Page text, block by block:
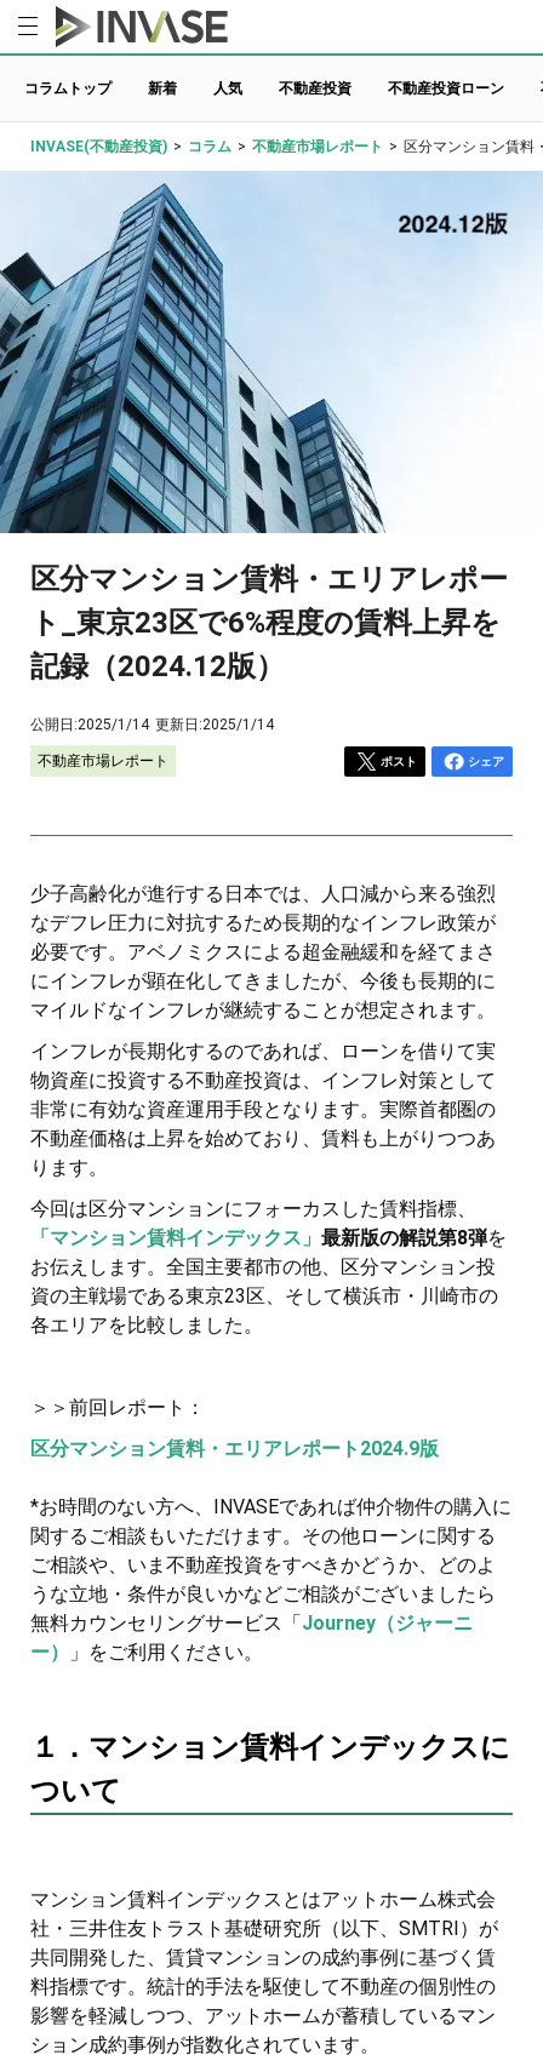
コラムトップ 新着 人気 不動産投資 不動産投資ローン
INVASE(不動産投資) > コラム > 不動産市場レポート > 区分マンション賃料
区分マンション賃料・エリアレポー
ト_東京23区で6%程度の賃料上昇を
記録（2024.12版）
公開日:2025/1/14 更新日:2025/1/14
不動産市場レポート ポスト シェア
少子高齢化が進行する日本では、人口減から来る強烈
なデフレ圧力に対抗するため長期的なインフレ政策が
必要です。アベノミクスによる超金融緩和を経てまさ
にインフレが顕在化してきましたが、今後も長期的に
マイルドなインフレが継続することが想定されます。
インフレが長期化するのであれば、ローンを借りて実
物資産に投資する不動産投資は、インフレ対策として
非常に有効な資産運用手段となります。実際首都圏の
不動産価格は上昇を始めており、賃料も上がりつつあ
ります。
今回は区分マンションにフォーカスした賃料指標、
「マンション賃料インデックス」 最新版の解説第8弾を
お伝えします。全国主要都市の他、区分マンション投
資の主戦場である東京23区、そして横浜市・川崎市の
各エリアを比較しました。
＞＞前回レポート：
区分マンション賃料・エリアレポート2024.9版
*お時間のない方へ、INVASEであれば仲介物件の購入に
関するご相談もいただけます。その他ローンに関する
ご相談や、いま不動産投資をすべきかどうか、どのよ
うな立地・条件が良いかなどご相談がございましたら
無料カウンセリングサービス「Journey（ジャーニ
ー）
」をご利用ください。
１．マンション賃料インデックスに
ついて
マンション賃料インデックスとはアットホーム株式会
社・三井住友トラスト基礎研究所（以下、SMTRI）が
共同開発した、賃貸マンションの成約事例に基づく賃
料指標です。統計的手法を駆使して不動産の個別性の
影響を軽減しつつ、アットホームが蓄積しているマン
ション成約事例が指数化されています。